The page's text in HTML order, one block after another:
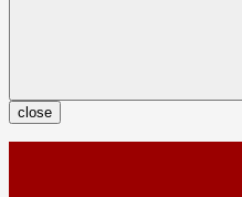
close